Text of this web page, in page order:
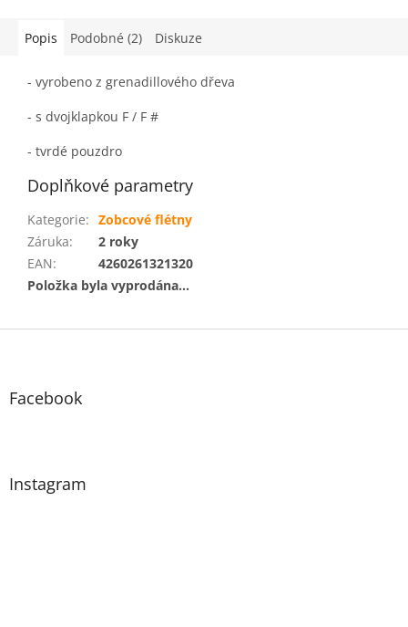
Popis Podobné (2) Diskuze
- vyrobeno z grenadillového dřeva
- s dvojklapkou F / F #
- tvrdé pouzdro
Doplňkové parametry
Kategorie: Zobcové flétny
Záruka:
2 roky
EAN:
4260261321320
Položka byla vyprodána…
Z
Facebook
Instagram